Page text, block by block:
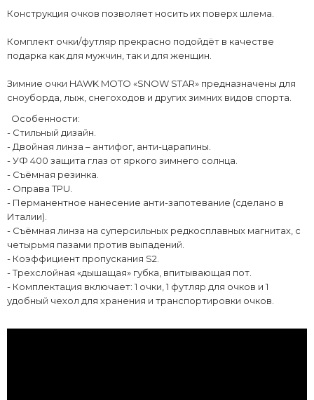
Конструкция очков позволяет носить их поверх шлема.
Комплект очки/футляр прекрасно подойдёт в качестве
подарка как для мужчин, так и для женщин.
Зимние очки HAWK MOTO «SNOW STAR» предназначены для
сноуборда, лыж, снегоходов и других зимних видов спорта.
Особенности:
- Стильный дизайн.
- Двойная линза – антифог, анти-царапины.
- УФ 400 защита глаз от яркого зимнего солнца.
- Съёмная резинка.
- Оправа TPU.
- Перманентное нанесение анти-запотевание (сделано в
Италии).
- Съёмная линза на суперсильных редкосплавных магнитах, с
четырьмя пазами против выпадений.
- Коэффициент пропускания S2.
- Трехслойная «дышащая» губка, впитывающая пот.
- Комплектация включает: 1 очки, 1 футляр для очков и 1
удобный чехол для хранения и транспортировки очков.